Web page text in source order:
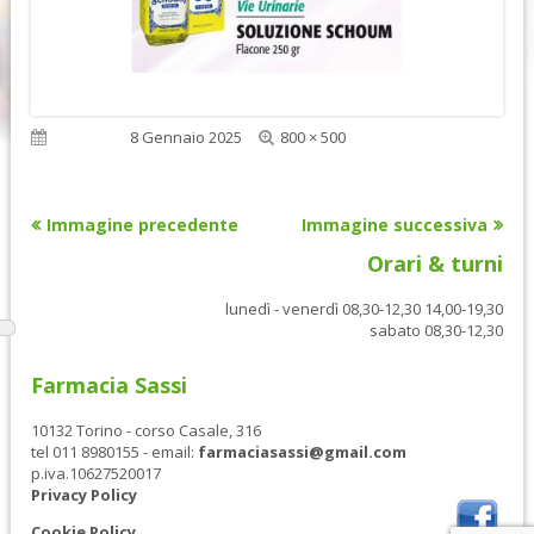
Pubblicato8 Gennaio 2025
Dimensione
800 × 500
Immagine precedente Immagine successiva
Orari & turni
lunedì - venerdì 08,30-12,30 14,00-19,30
sabato 08,30-12,30
Farmacia Sassi
10132 Torino - corso Casale, 316
tel 011 8980155 - email: farmaciasassi@gmail.com
p.iva.10627520017
Privacy Policy